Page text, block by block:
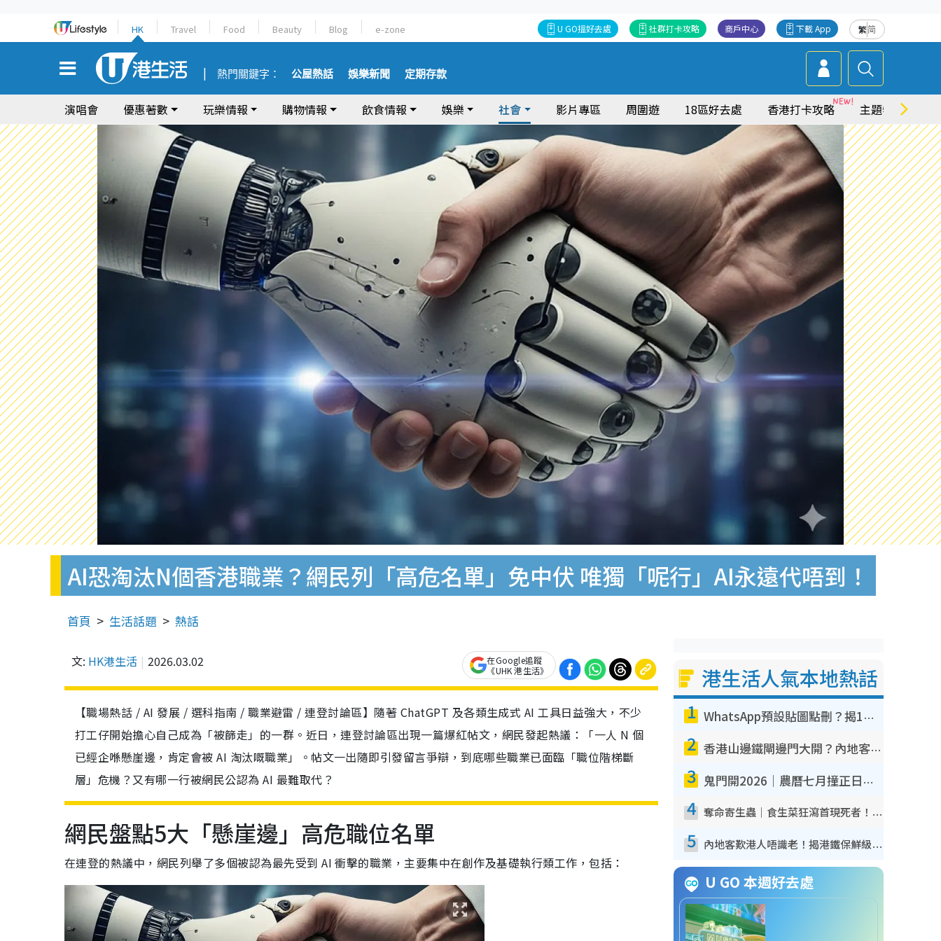
HK Travel Food Beauty Blog e-zone 繁简
下載 App
商戶中心
社群打卡攻略
U GO搵好去處
熱門關鍵字： 公屋熱話 娛樂新聞 定期存款
演唱會 優惠著數 玩樂情報 購物情報 飲食情報 娛樂 社會 影片專區 周圍遊 18區好去處 香港打卡攻略 主題特集
AI恐淘汰N個香港職業？網民列「高危名單」免中伏 唯獨「呢行」AI永遠代唔到！
首頁 生活話題 熱話
文: HK港生活 2026.03.02
在Google追蹤
《UHK 港生活》
【職場熱話 / AI 發展 / 選科指南 / 職業避雷 / 連登討論區】隨著 ChatGPT 及各類生成式 AI 工具日益強大，不少
打工仔開始擔心自己成為「被篩走」的一群。近日，連登討論區出現一篇爆紅帖文，網民發起熱議：「一人 N 個
已經企喺懸崖邊，肯定會被 AI 淘汰嘅職業」。帖文一出隨即引發留言爭辯，到底哪些職業已面臨「職位階梯斷
層」危機？又有哪一行被網民公認為 AI 最難取代？
網民盤點5大「懸崖邊」高危職位名單
在連登的熱議中，網民列舉了多個被認為最先受到 AI 衝擊的職業，主要集中在創作及基礎執行類工作，包括：
港生活人氣本地熱話
1 WhatsApp預設貼圖點刪？揭1招「反向操作」還原簡潔介面 附3步實測教學
2 香港山邊鐵閘邊門大開？內地客困惑意義何在！網民神回覆：呢種叫法理性防禦
3 鬼門開2026｜農曆七月撞正日全食特別邪？專家警告切忌做一事！揭4大禁忌+2招保平安
4 奪命寄生蟲｜食生菜狂瀉首現死者！疫潮惡化錄1.8萬宗病例 揭洗菜3大謬誤
5 內地客歎港人唔識老！揭港鐵保鮮級冷氣 港人求放過：咪投訴
U GO 本週好去處